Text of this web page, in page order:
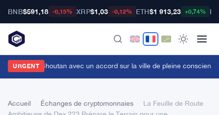
BNB$591,18 -0,15% XRP$1,03 -0,12% ETH$1 913,23 +0,74%
URGENT
vise le Bhoutan avec un accord sur la ville de pleine conscience
Accueil Échanges de cryptomonnaies
La Feuille de Route